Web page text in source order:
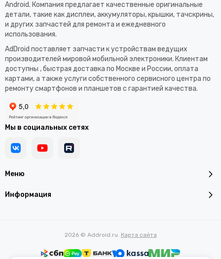
Меню
Информация
Android. Компания предлагает качественные оригинальные
детали, такие как дисплеи, аккумуляторы, крышки, тачскрины,
и других запчастей для ремонта и ежедневного
использования.​
AdDroid поставляет запчасти к устройствам ведущих
производителей мировой мобильной электроники. Клиентам
доступны , быстрая доставка по Москве и России, оплата
картами, а также услуги собственного сервисного центра по
ремонту смартфонов и планшетов с гарантией качества.
Мы в социальных сетях
2026 © Addroid.ru. Карта сайта